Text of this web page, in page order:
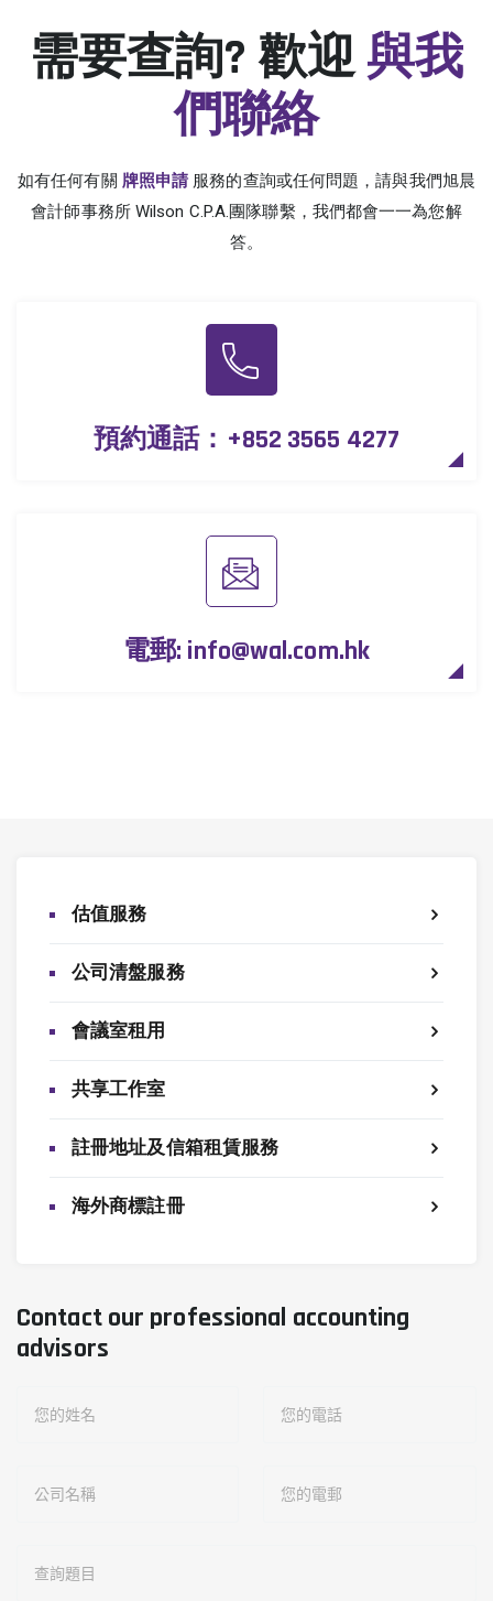
需要查詢? 歡迎與我
們聯絡
如有任何有關 牌照申請 服務的查詢或任何問題，請與我們旭晨
會計師事務所 Wilson C.P.A.團隊聯繫，我們都會一一為您解
答。
預約通話： +852 3565 4277
電郵: info@wal.com.hk
估值服務
公司清盤服務
會議室租用
共享工作室
註冊地址及信箱租賃服務
海外商標註冊
Contact our professional accounting
advisors